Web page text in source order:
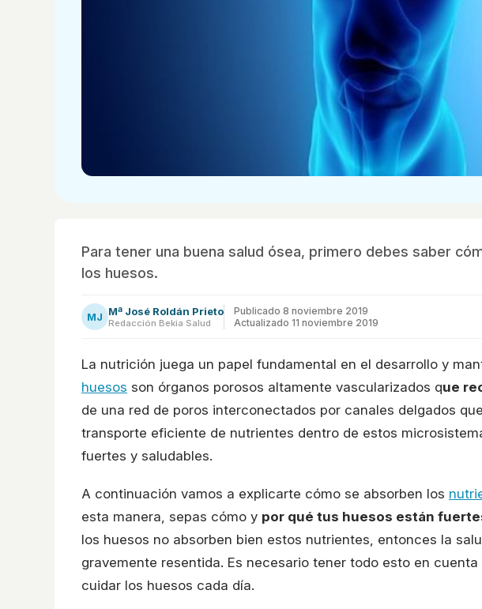
Para tener una buena salud ósea, primero debes saber
los huesos.
MJ Mª José Roldán Prieto
Redacción Bekia Salud
Publicado 8 noviembre 2019
Actualizado 11 noviembre 2019
La nutrición juega un papel fundamental en el desarrollo y
huesos son órganos porosos altamente vascularizados que
de una red de poros interconectados por canales delgados
transporte eficiente de nutrientes dentro de estos
fuertes y saludables.
A continuación vamos a explicarte cómo se absorben los
esta manera, sepas cómo y por qué tus huesos están
los huesos no absorben bien estos nutrientes, entonces la
gravemente resentida. Es necesario tener todo esto en
cuidar los huesos cada día.